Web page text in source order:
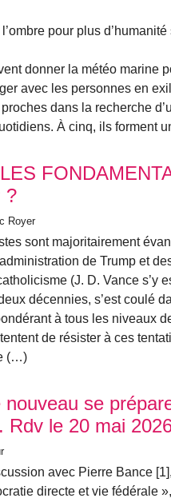
pour plus
donner la météo marine
avec les personnes en
dans la recherche
À cinq, ils forment
?
Royer
sont majoritairement
de Trump et
(J. D. Vance s’y
décennies, s’est coulé
à tous les niveaux
de résister à ces
(…)
nouveau se
Rdv le 20 mai
avec Pierre Bance
directe et vie fédérale